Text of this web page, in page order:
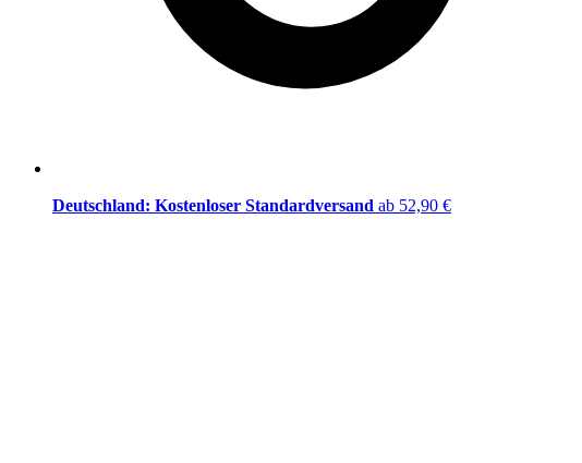
Deutschland: Kostenloser Standardversand ab 52,90 €